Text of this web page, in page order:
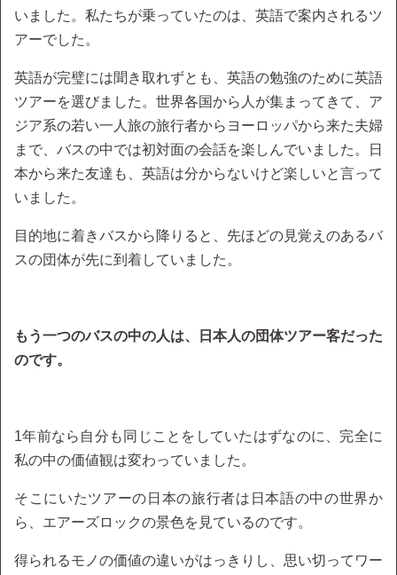
いました。私たちが乗っていたのは、英語で案内されるツ
アーでした。
英語が完璧には聞き取れずとも、英語の勉強のために英語
ツアーを選びました。世界各国から人が集まってきて、ア
ジア系の若い一人旅の旅行者からヨーロッパから来た夫婦
まで、バスの中では初対面の会話を楽しんでいました。日
本から来た友達も、英語は分からないけど楽しいと言って
いました。
目的地に着きバスから降りると、先ほどの見覚えのあるバ
スの団体が先に到着していました。
もう一つのバスの中の人は、日本人の団体ツアー客だった
のです。
1年前なら自分も同じことをしていたはずなのに、完全に
私の中の価値観は変わっていました。
そこにいたツアーの日本の旅行者は日本語の中の世界か
ら、エアーズロックの景色を見ているのです。
得られるモノの価値の違いがはっきりし、思い切ってワー